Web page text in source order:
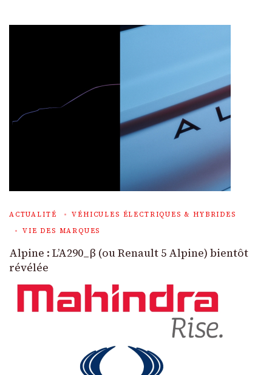
ACTUALITÉ
VÉHICULES ÉLECTRIQUES & HYBRIDES
VIE DES MARQUES
Alpine : L’A290_β (ou Renault 5 Alpine) bientôt
révélée